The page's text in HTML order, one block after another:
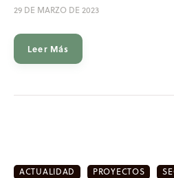
29 DE MARZO DE 2023
Leer Más
ACTUALIDAD PROYECTOS